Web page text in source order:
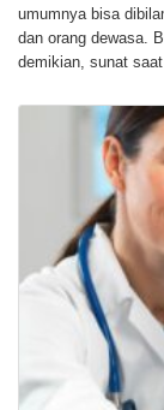
umumnya bisa
dan orang dewasa.
demikian, sunat